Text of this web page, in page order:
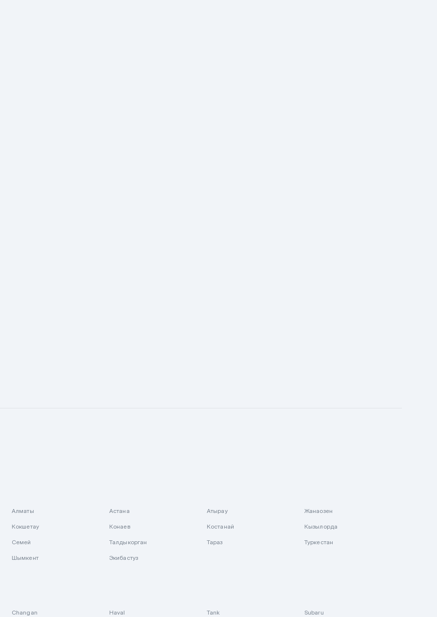
Алматы Астана Атырау Жанаозен
Кокшетау Конаев Костанай Кызылорда
Семей Талдыкорган Тараз Туркестан
Шымкент Экибастуз
Changan Haval Tank Subaru